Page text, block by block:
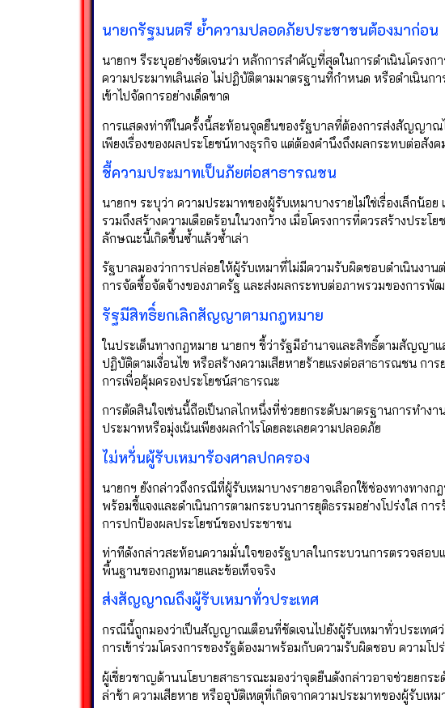
นายกรัฐมนตรี ย้ำความปลอดภัยประชาชนต้องมาก่อน
นายกฯ รีระบุอย่างชัดเจนว่า หลักการสำคัญที่สุดในการดำเนินโครง
ความประมาทเลินเล่อ ไม่ปฏิบัติตามมาตรฐานที่กำหนด หรือดำเนินก
เข้าไปจัดการอย่างเด็ดขาด
การแสดงท่าทีในครั้งนี้สะท้อนจุดยืนของรัฐบาลที่ต้องการส่งสัญญาณ
เพียงเรื่องของผลประโยชน์ทางธุรกิจ แต่ต้องคำนึงถึงผลกระทบต่อสั
ชี้ความประมาทเป็นภัยต่อสาธารณชน
นายกฯ ระบุว่า ความประมาทของผู้รับเหมาบางรายไม่ใช่เรื่องเล็กน้
รวมถึงสร้างความเดือดร้อนในวงกว้าง เมื่อโครงการที่ควรสร้างประ
ลักษณะนี้เกิดขึ้นซ้ำแล้วซ้ำเล่า
รัฐบาลมองว่าการปล่อยให้ผู้รับเหมาที่ไม่มีความรับผิดชอบดำเนินงา
การจัดซื้อจัดจ้างของภาครัฐ และส่งผลกระทบต่อภาพรวมของการพัฒ
รัฐมีสิทธิ์ยกเลิกสัญญาตามกฎหมาย
ในประเด็นทางกฎหมาย นายกฯ ชี้ว่ารัฐมีอำนาจและสิทธิ์ตามสัญญา
ปฏิบัติตามเงื่อนไข หรือสร้างความเสียหายร้ายแรงต่อสาธารณชน กา
การเพื่อคุ้มครองประโยชน์สาธารณะ
การตัดสินใจเช่นนี้ถือเป็นกลไกหนึ่งที่ช่วยยกระดับมาตรฐานการทำง
ประมาทหรือมุ่งเน้นเพียงผลกำไรโดยละเลยความปลอดภัย
ไม่หวั่นผู้รับเหมาร้องศาลปกครอง
นายกฯ ยังกล่าวถึงกรณีที่ผู้รับเหมาบางรายอาจเลือกใช้ช่องทางทาง
พร้อมชี้แจงและดำเนินการตามกระบวนการยุติธรรมอย่างโปร่งใส กา
การปกป้องผลประโยชน์ของประชาชน
ท่าทีดังกล่าวสะท้อนความมั่นใจของรัฐบาลในกระบวนการตรวจสอ
พื้นฐานของกฎหมายและข้อเท็จจริง
ส่งสัญญาณถึงผู้รับเหมาทั่วประเทศ
กรณีนี้ถูกมองว่าเป็นสัญญาณเตือนที่ชัดเจนไปยังผู้รับเหมาทั่วประเท
การเข้าร่วมโครงการของรัฐต้องมาพร้อมกับความรับผิดชอบ ความโ
ผู้เชี่ยวชาญด้านนโยบายสาธารณะมองว่าจุดยืนดังกล่าวอาจช่วยยก
ล่าช้า ความเสียหาย หรืออุบัติเหตุที่เกิดจากความประมาทของผู้รับเหม